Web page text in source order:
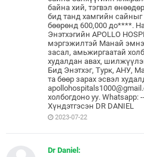
байна хий, тэгвэл
бид танд хамгийн
бөөрөнд 600,000 до****.
Энэтхэгийн APOLLO
мэргэжилтэй Манай
засал, амьжиргаатай
худалдан авах,
Бид Энэтхэг, Турк, АНУ,
та бөөр зарах эсвэл
холбогдоно уу. Whatsapp:
Хүндэтгэсэн DR DANIEL
2023-07-22
Dr Daniel: